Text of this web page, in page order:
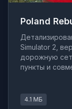
Poland
Simulator 2,
дорожную
пункты и
4.1 МБ